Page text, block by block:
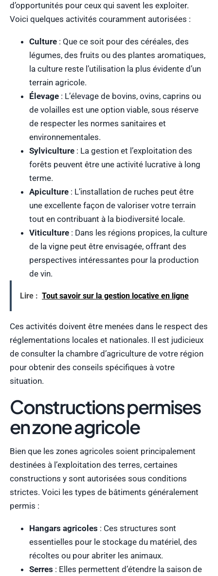
d’opportunités pour ceux qui savent les exploiter.
Voici quelques activités couramment autorisées :
Culture : Que ce soit pour des céréales, des
légumes, des fruits ou des plantes aromatiques,
la culture reste l’utilisation la plus évidente d’un
terrain agricole.
Élevage : L’élevage de bovins, ovins, caprins ou
de volailles est une option viable, sous réserve
de respecter les normes sanitaires et
environnementales.
Sylviculture : La gestion et l’exploitation des
forêts peuvent être une activité lucrative à long
terme.
Apiculture : L’installation de ruches peut être
une excellente façon de valoriser votre terrain
tout en contribuant à la biodiversité locale.
Viticulture : Dans les régions propices, la culture
de la vigne peut être envisagée, offrant des
perspectives intéressantes pour la production
de vin.
Lire : Tout savoir sur la gestion locative en ligne
Ces activités doivent être menées dans le respect des
réglementations locales et nationales. Il est judicieux
de consulter la chambre d’agriculture de votre région
pour obtenir des conseils spécifiques à votre
situation.
Constructions permises
en zone agricole
Bien que les zones agricoles soient principalement
destinées à l’exploitation des terres, certaines
constructions y sont autorisées sous conditions
strictes. Voici les types de bâtiments généralement
permis :
Hangars agricoles : Ces structures sont
essentielles pour le stockage du matériel, des
récoltes ou pour abriter les animaux.
Serres : Elles permettent d’étendre la saison de